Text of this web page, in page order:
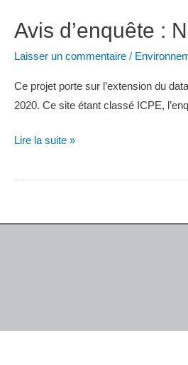
Avis d’enquête :
Laisser un commentaire /
Ce projet porte sur l’extension du
2020. Ce site étant classé ICPE,
Avis
:
Lire la suite »